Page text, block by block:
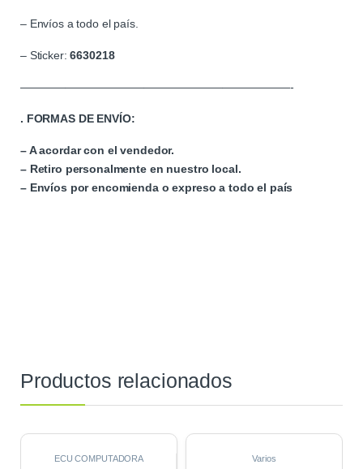
– Envíos a todo el país.
– Sticker: 6630218
————————————————————————-
. FORMAS DE ENVÍO:
– A acordar con el vendedor.
– Retiro personalmente en nuestro local.
– Envíos por encomienda o expreso a todo el país
Productos relacionados
ECU COMPUTADORA Varios